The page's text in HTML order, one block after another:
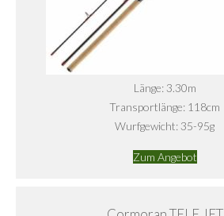
Länge: 3.30m
Transportlänge: 118cm
Wurfgewicht: 35-95g
Zum Angebot